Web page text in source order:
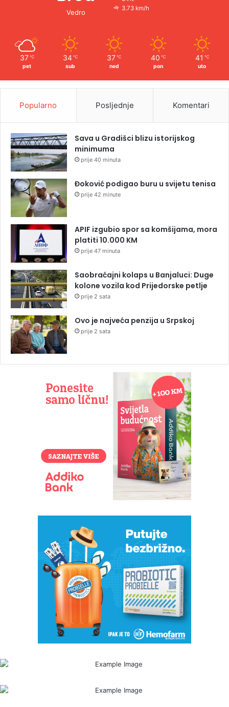
Vedro
3.73 km/h
37 ℃
pet
34 ℃
sub
37 ℃
ned
40 ℃
pon
41 ℃
uto
Popularno Posljednje Komentari
Sava u Gradišci blizu istorijskog
minimuma
prije 40 minuta
Đoković podigao buru u svijetu tenisa
prije 42 minute
APIF izgubio spor sa komšijama, mora
platiti 10.000 KM
prije 47 minuta
Saobraćajni kolaps u Banjaluci: Duge
kolone vozila kod Prijedorske petlje
prije 2 sata
Ovo je najveća penzija u Srpskoj
prije 2 sata